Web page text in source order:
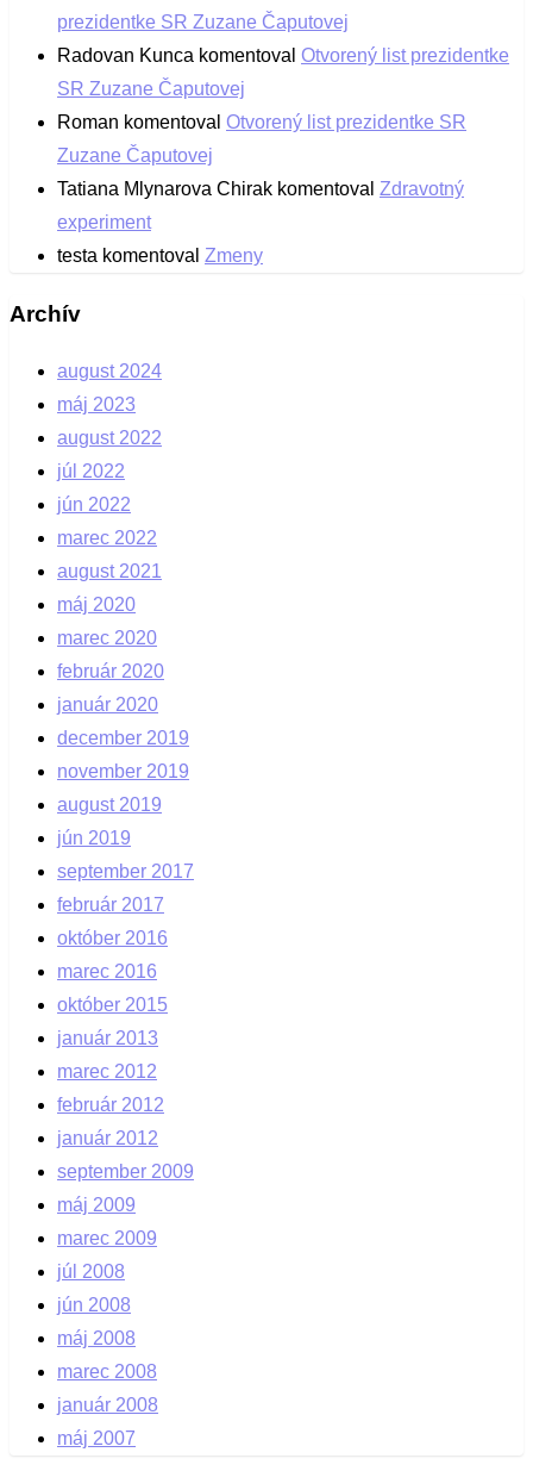
prezidentke SR Zuzane Čaputovej
Radovan Kunca komentoval Otvorený list prezidentke
SR Zuzane Čaputovej
Roman komentoval Otvorený list prezidentke SR
Zuzane Čaputovej
Tatiana Mlynarova Chirak komentoval Zdravotný
experiment
testa komentoval Zmeny
Archív
august 2024
máj 2023
august 2022
júl 2022
jún 2022
marec 2022
august 2021
máj 2020
marec 2020
február 2020
január 2020
december 2019
november 2019
august 2019
jún 2019
september 2017
február 2017
október 2016
marec 2016
október 2015
január 2013
marec 2012
február 2012
január 2012
september 2009
máj 2009
marec 2009
júl 2008
jún 2008
máj 2008
marec 2008
január 2008
máj 2007